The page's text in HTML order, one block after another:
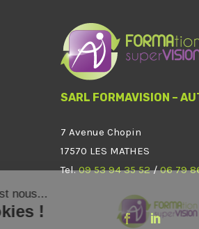
SARL FORMAVISION –
7 Avenue Chopin
17570 LES MATHES
Tel.09 53 94 35 52/06 79
Bonjour c'est nous...
les Cookies !